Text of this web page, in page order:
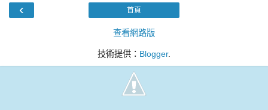
‹ 首頁
查看網路版
技術提供： Blogger.